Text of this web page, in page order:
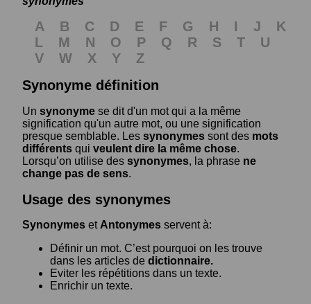
A B C D E F G H I J
K
L
M N O P Q R S T
U
V
W X Y
Z
Synonyme définition
Un synonyme se dit d'un mot qui a la même
signification qu'un autre mot, ou une signification
presque semblable. Les synonymes sont des mots
différents qui veulent dire la même chose.
Lorsqu’on utilise des synonymes, la phrase ne
change pas de sens.
Usage des synonymes
Synonymes et Antonymes servent à:
Définir un mot. C’est pourquoi on les trouve
dans les articles de dictionnaire.
Eviter les répétitions dans un texte.
Enrichir un texte.